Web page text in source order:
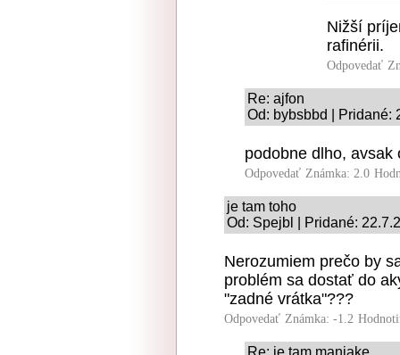
Nižší
rafinérii.
Odpovedať
Re: ajfon
Od: bybsbbd | Pridané:
podobne dlho, avsak
Odpovedať Známka: 2.0
je tam toho
Od: Spejbl | Pridané:
Nerozumiem prečo by
problém sa dostať do
"zadné vrátka"???
Odpovedať Známka: -1.2
Re: je tam maniake